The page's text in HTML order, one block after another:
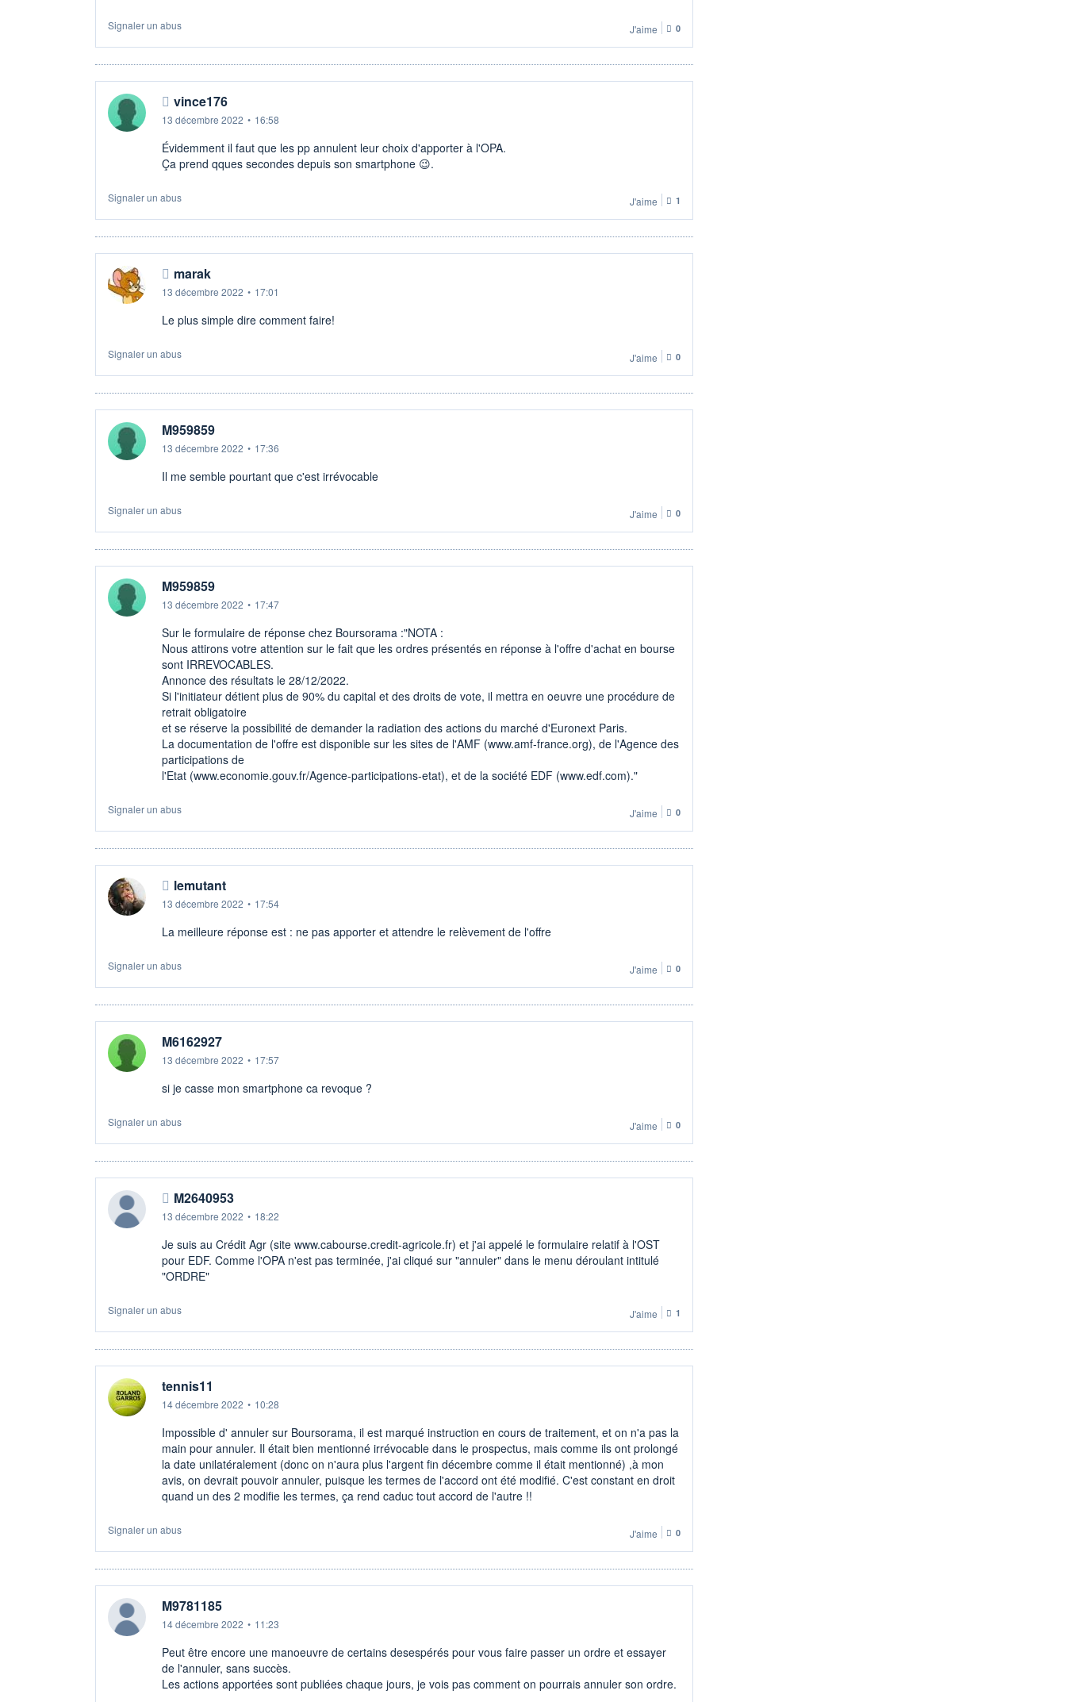
Signaler un abus J'aime 0
vince176
13 décembre 2022 • 16:58
Évidemment il faut que les pp annulent leur choix d'apporter à l'OPA.
Ça prend qques secondes depuis son smartphone 😉.
Signaler un abus J'aime 1
marak
13 décembre 2022 • 17:01
Le plus simple dire comment faire!
Signaler un abus J'aime 0
M959859
13 décembre 2022 • 17:36
Il me semble pourtant que c'est irrévocable
Signaler un abus J'aime 0
M959859
13 décembre 2022 • 17:47
Sur le formulaire de réponse chez Boursorama :"NOTA :
Nous attirons votre attention sur le fait que les ordres présentés en réponse à l'offre d'achat en bourse
sont IRREVOCABLES.
Annonce des résultats le 28/12/2022.
Si l'initiateur détient plus de 90% du capital et des droits de vote, il mettra en oeuvre une procédure de
retrait obligatoire
et se réserve la possibilité de demander la radiation des actions du marché d'Euronext Paris.
La documentation de l'offre est disponible sur les sites de l'AMF (www.amf-france.org), de l'Agence des
participations de
l'Etat (www.economie.gouv.fr/Agence-participations-etat), et de la société EDF (www.edf.com)."
Signaler un abus J'aime 0
lemutant
13 décembre 2022 • 17:54
La meilleure réponse est : ne pas apporter et attendre le relèvement de l'offre
Signaler un abus J'aime 0
M6162927
13 décembre 2022 • 17:57
si je casse mon smartphone ca revoque ?
Signaler un abus J'aime 0
M2640953
13 décembre 2022 • 18:22
Je suis au Crédit Agr (site www.cabourse.credit-agricole.fr) et j'ai appelé le formulaire relatif à l'OST
pour EDF. Comme l'OPA n'est pas terminée, j'ai cliqué sur "annuler" dans le menu déroulant intitulé
"ORDRE"
Signaler un abus J'aime 1
tennis11
14 décembre 2022 • 10:28
Impossible d' annuler sur Boursorama, il est marqué instruction en cours de traitement, et on n'a pas la
main pour annuler. Il était bien mentionné irrévocable dans le prospectus, mais comme ils ont prolongé
la date unilatéralement (donc on n'aura plus l'argent fin décembre comme il était mentionné) ,à mon
avis, on devrait pouvoir annuler, puisque les termes de l'accord ont été modifié. C'est constant en droit
quand un des 2 modifie les termes, ça rend caduc tout accord de l'autre !!
Signaler un abus J'aime 0
M9781185
14 décembre 2022 • 11:23
Peut être encore une manoeuvre de certains desespérés pour vous faire passer un ordre et essayer
de l'annuler, sans succès.
Les actions apportées sont publiées chaque jours, je vois pas comment on pourrais annuler son ordre.